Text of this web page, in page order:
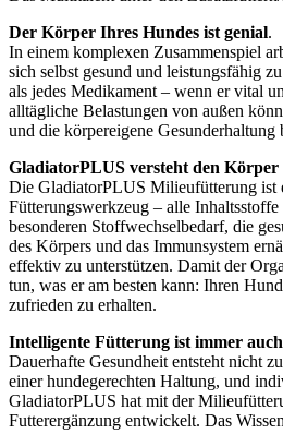
Der Körper Ihres Hundes ist genial.
In einem komplexen Zusammenspiel
sich selbst gesund und leistungsfähig
als jedes Medikament – wenn er vital
alltägliche Belastungen von außen
und die körpereigene Gesunderhaltung
GladiatorPLUS versteht den Körper
Die GladiatorPLUS Milieufütterung ist
Fütterungswerkzeug – alle
besonderen Stoffwechselbedarf, die
des Körpers und das Immunsystem
effektiv zu unterstützen. Damit der
tun, was er am besten kann: Ihren
zufrieden zu erhalten.
Intelligente Fütterung ist immer
Dauerhafte Gesundheit entsteht nicht
einer hundegerechten Haltung, und
GladiatorPLUS hat mit der
Futterergänzung entwickelt. Das